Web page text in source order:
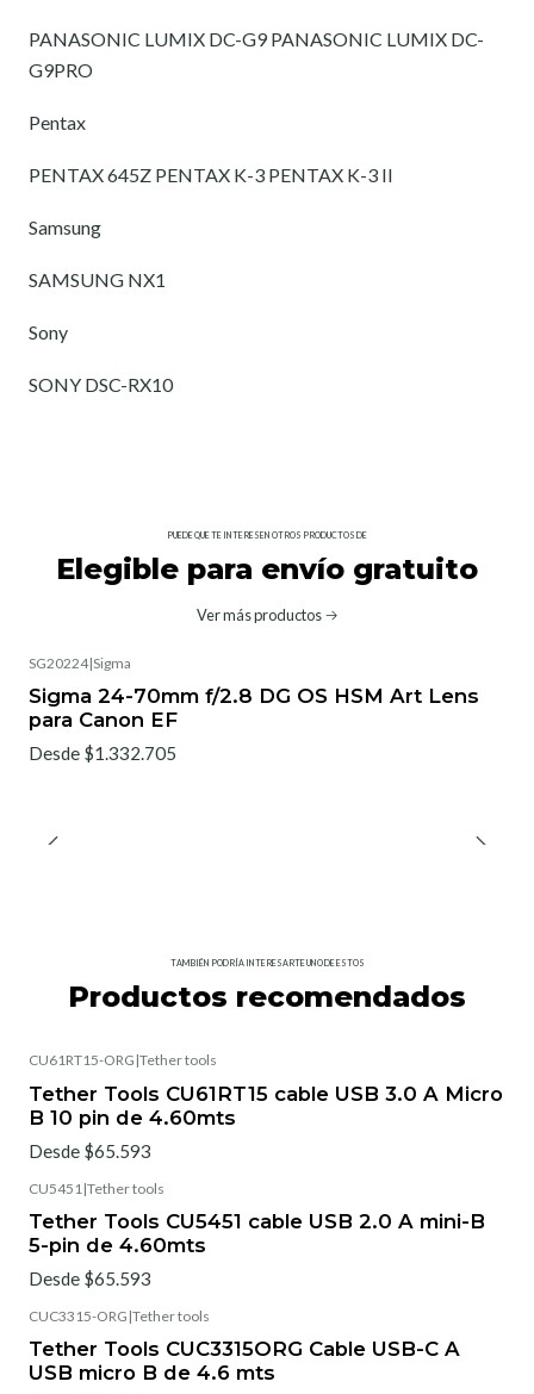
PANASONIC LUMIX DC-G9 PANASONIC LUMIX DC-
G9PRO
Pentax
PENTAX 645Z PENTAX K-3 PENTAX K-3 II
Samsung
SAMSUNG NX1
Sony
SONY DSC-RX10
PUEDE QUE TE INTERESEN OTROS PRODUCTOS DE
Elegible para envío gratuito
Ver más productos
SG20224|Sigma
Sigma 24-70mm f/2.8 DG OS HSM Art Lens
para Canon EF
Desde $1.332.705
TAMBIÉN PODRÍA INTERESARTE UNO DE ESTOS
Productos recomendados
CU61RT15-ORG |Tether tools
Tether Tools CU61RT15 cable USB 3.0 A Micro
B 10 pin de 4.60mts
Desde $65.593
CU5451 |Tether tools
Tether Tools CU5451 cable USB 2.0 A mini-B
5-pin de 4.60mts
Desde $65.593
CUC3315-ORG |Tether tools
Tether Tools CUC3315ORG Cable USB-C A
USB micro B de 4.6 mts